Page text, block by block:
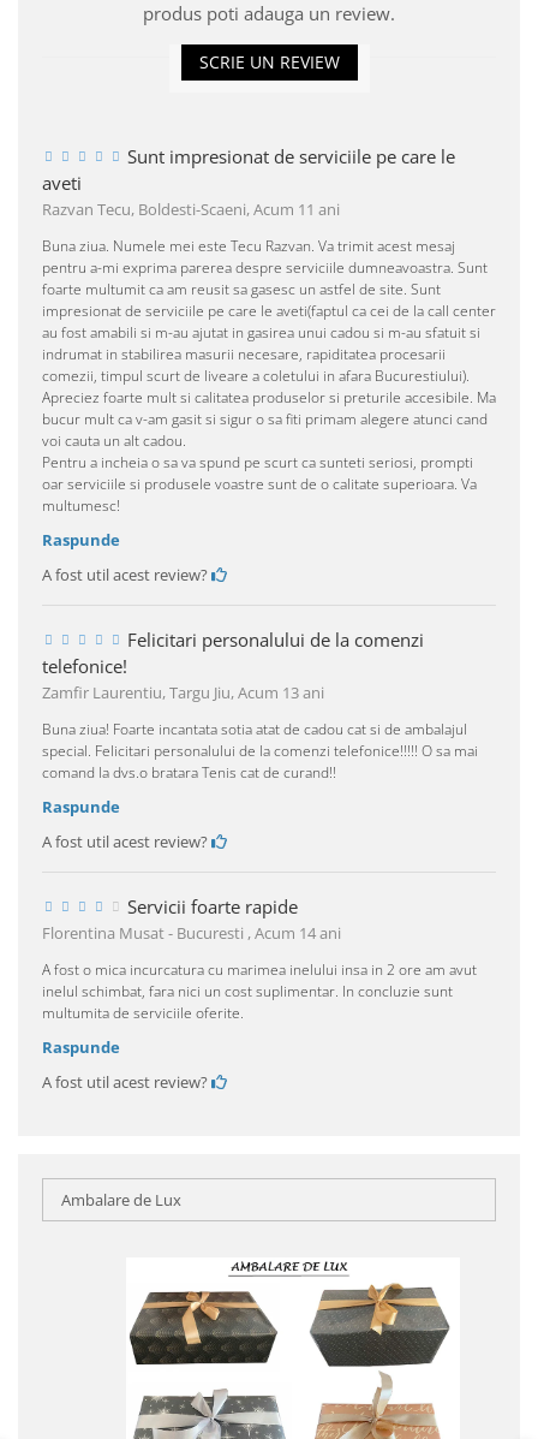
produs poti adauga un review.
SCRIE UN REVIEW
Sunt impresionat de serviciile pe care le
aveti
Razvan Tecu, Boldesti-Scaeni,Acum 11 ani
Buna ziua. Numele mei este Tecu Razvan. Va trimit acest mesaj
pentru a-mi exprima parerea despre serviciile dumneavoastra. Sunt
foarte multumit ca am reusit sa gasesc un astfel de site. Sunt
impresionat de serviciile pe care le aveti(faptul ca cei de la call center
au fost amabili si m-au ajutat in gasirea unui cadou si m-au sfatuit si
indrumat in stabilirea masurii necesare, rapiditatea procesarii
comezii, timpul scurt de liveare a coletului in afara Bucurestiului).
Apreciez foarte mult si calitatea produselor si preturile accesibile. Ma
bucur mult ca v-am gasit si sigur o sa fiti primam alegere atunci cand
voi cauta un alt cadou.
Pentru a incheia o sa va spund pe scurt ca sunteti seriosi, prompti
oar serviciile si produsele voastre sunt de o calitate superioara. Va
multumesc!
Raspunde
A fost util acest review?
Felicitari personalului de la comenzi
telefonice!
Zamfir Laurentiu, Targu Jiu,Acum 13 ani
Buna ziua! Foarte incantata sotia atat de cadou cat si de ambalajul
special. Felicitari personalului de la comenzi telefonice!!!!! O sa mai
comand la dvs.o bratara Tenis cat de curand!!
Raspunde
A fost util acest review?
Servicii foarte rapide
Florentina Musat - Bucuresti ,Acum 14 ani
A fost o mica incurcatura cu marimea inelului insa in 2 ore am avut
inelul schimbat, fara nici un cost suplimentar. In concluzie sunt
multumita de serviciile oferite.
Raspunde
A fost util acest review?
Ambalare de Lux